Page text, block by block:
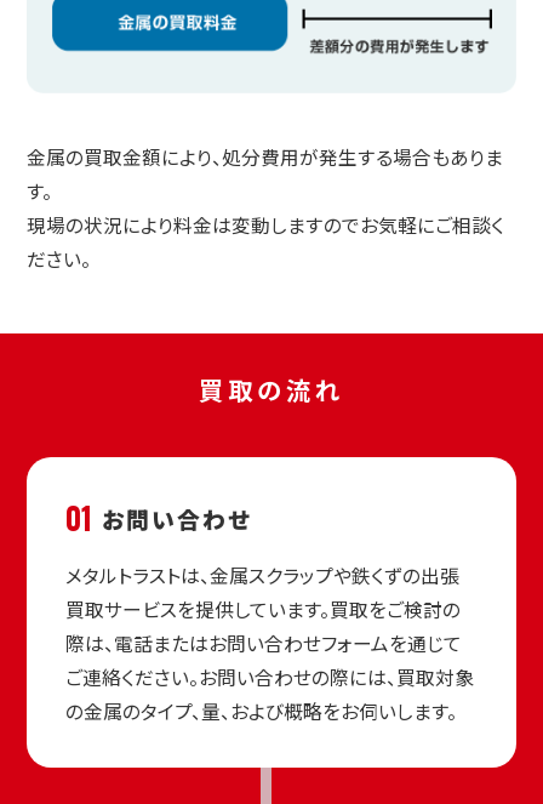
金属の買取金額により、処分費用が発生する場合もありま
す。
現場の状況により料金は変動しますのでお気軽にご相談く
ださい。
買取の流れ
01 お問い合わせ
メタルトラストは、金属スクラップや鉄くずの出張
買取サービスを提供しています。買取をご検討の
際は、電話またはお問い合わせフォームを通じて
ご連絡ください。お問い合わせの際には、買取対象
の金属のタイプ、量、および概略をお伺いします。